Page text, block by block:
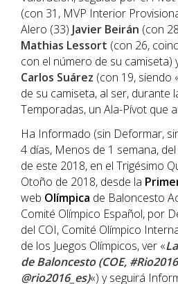
(con 31, MVP Interior
Alero (33) Javier Beirán (con
Mathias Lessort (con 26,
con el número de su camiseta)
Carlos Suárez (con 19, siendo
de su camiseta, al ser, durante
Temporadas, un Ala-Pívot que
Ha Informado (sin Deformar,
4 días, Menos de 1 semana,
de este 2018, en el Trigésimo
Otoño de 2018, desde la
web Olímpica de Baloncesto
Comité Olímpico Español, por
del COI, Comité Olímpico
de los Juegos Olímpicos, ver «
de Baloncesto (COE,
@rio2016_es)«) y seguirá